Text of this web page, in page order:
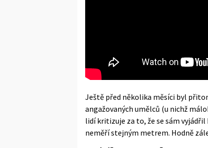
Ještě před několika měsíci byl
angažovaných umělců (u nichž
lidí kritizuje za to, že se sám
neměří stejným metrem. Hodně